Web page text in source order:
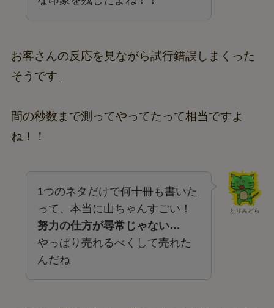
お客さんの反応を見ながら試行錯誤しまくった
そうです。
間の秒数まで測ってやってたって相当ですよ
ね！！
とりみどら
1つのネタだけで何十冊も書いた
って、本当に山ちゃんすごい！
努力の仕方が尋常じゃない…
やっぱり売れるべくして売れた
んだね